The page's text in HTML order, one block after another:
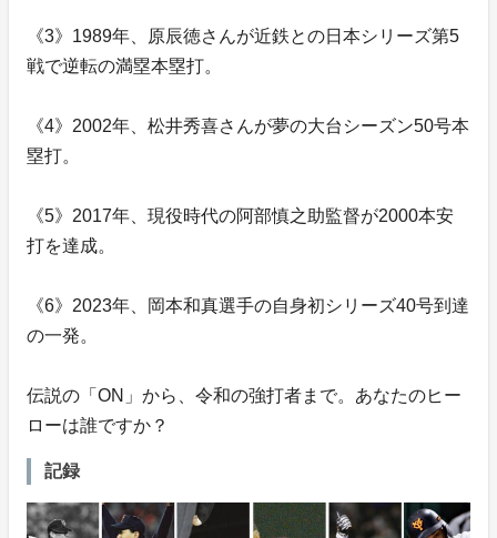
《3》1989年、原辰徳さんが近鉄との日本シリーズ第5
戦で逆転の満塁本塁打。
《4》2002年、松井秀喜さんが夢の大台シーズン50号本
塁打。
《5》2017年、現役時代の阿部慎之助監督が2000本安
打を達成。
《6》2023年、岡本和真選手の自身初シリーズ40号到達
の一発。
伝説の「ON」から、令和の強打者まで。あなたのヒー
ローは誰ですか？
記録